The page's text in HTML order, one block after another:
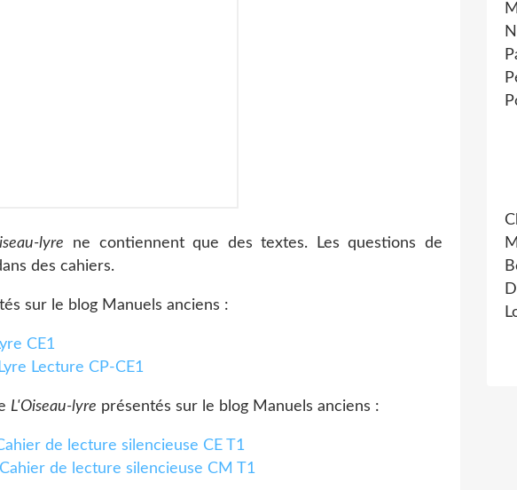
lyre ne contiennent que des textes. Les questions de
des cahiers.
sur le blog Manuels anciens :
CE1
Lecture CP-CE1
L'Oiseau-lyre présentés sur le blog Manuels anciens :
de lecture silencieuse CE T1
de lecture silencieuse CM T1